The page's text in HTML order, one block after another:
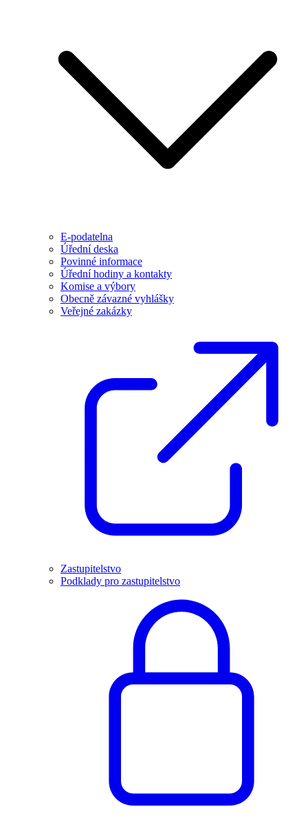
E-podatelna
Úřední deska
Povinné informace
Úřední hodiny a kontakty
Komise a výbory
Obecně závazné vyhlášky
Veřejné zakázky
Zastupitelstvo
Podklady pro zastupitelstvo